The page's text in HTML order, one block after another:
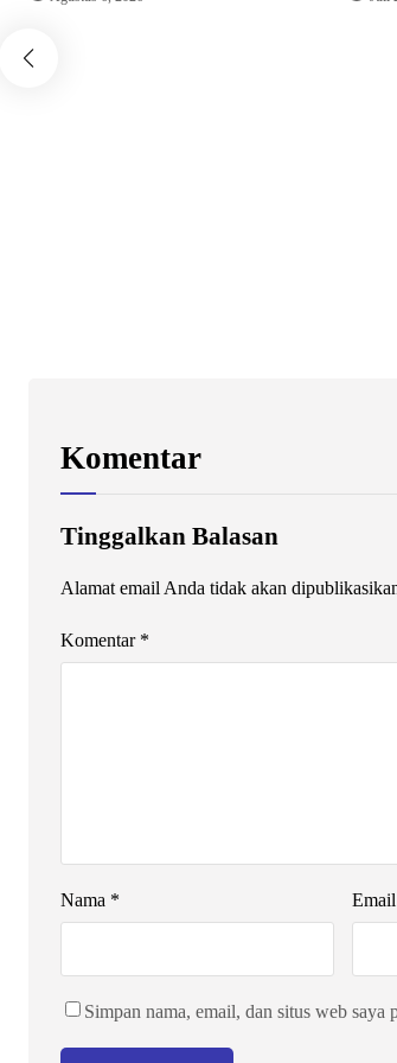
Komentar
Tinggalkan Balasan
Alamat email Anda tidak akan
Komentar *
Nama * Email
Simpan nama, email, dan situs web